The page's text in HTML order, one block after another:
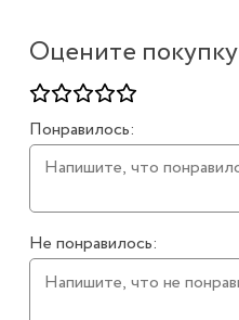
Оцените покупку
Понравилось:
Не понравилось: